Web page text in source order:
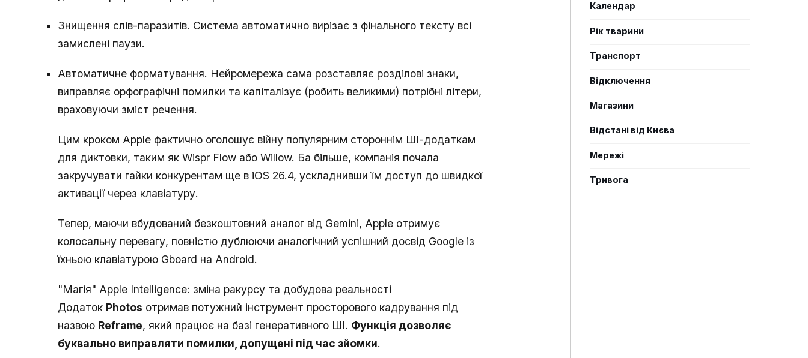
Знищення слів-паразитів. Система автоматично вирізає з фінального тексту всі
замислені паузи.
Автоматичне форматування. Нейромережа сама розставляє розділові знаки,
виправляє орфографічні помилки та капіталізує (робить великими) потрібні літери,
враховуючи зміст речення.
Цим кроком Apple фактично оголошує війну популярним стороннім ШІ-додаткам
для диктовки, таким як Wispr Flow або Willow. Ба більше, компанія почала
закручувати гайки конкурентам ще в iOS 26.4, ускладнивши їм доступ до швидкої
активації через клавіатуру.
Тепер, маючи вбудований безкоштовний аналог від Gemini, Apple отримує
колосальну перевагу, повністю дублюючи аналогічний успішний досвід Google із
їхньою клавіатурою Gboard на Android.
"Магія" Apple Intelligence: зміна ракурсу та добудова реальності
Додаток Photos отримав потужний інструмент просторового кадрування під
назвою Reframe, який працює на базі генеративного ШІ. Функція дозволяє
буквально виправляти помилки, допущені під час зйомки.
Календар
Рік тварини
Транспорт
Відключення
Магазини
Відстані від Києва
Мережі
Тривога